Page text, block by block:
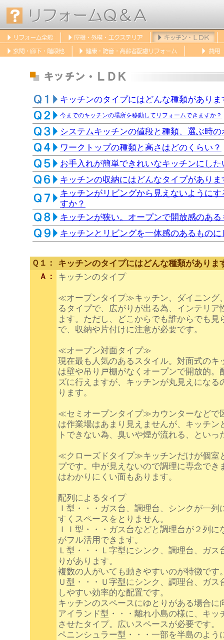
キッチンのタイプにはどんな種類がありま
今までのキッチンの場所を移動してリフォームできますか？
システムキッチンの値段と種類、選ぶ時
ワークトップの種類と高さはどのくらい？
お手入れが簡単できれいなキッチンにし
キッチンの収納にはどんなタイプがありま
キッチンがリビングから見えないように
すか？
キッチンが狭い。オープンで開放感のあ
キッチンとリビングを一体感のあるもの
Ｑ１： キッチンのタイプにはどんな種類がありま
Ａ： キッチンのタイプ
≪オープンタイプ≫キッチン、ダイニング
るタイプで、広がりが出る為、インテリア
ます。ただし、どこからでも誰からでも見
で、収納や片付けに注意が必要です。
≪オープン対面タイプ≫
現在最も人気のあるスタイル。対面式のキ
は壁や吊り戸棚がなくオープンで開放的。
ズに行えますが、キッチンが丸見えになる
ります。
≪セミオープンタイプ≫カウンターなどで
は作業場はあまり見えませんが、キッチン
トできない為、臭いや煙が流れる、といっ
≪クローズドタイプ≫キッチンだけが個室
プです。中が見えないので調理に専念でき
はわかりにくい面もあります。
配列によるタイプ
Ｉ型・・・ガス台、調理台、シンクが一
すくスペースをとりません。
ＩＩ型・・・ガス台などと調理台が２列
がフル活用できます。
Ｌ型・・・Ｌ字型にシンク、調理台、ガ
りがあります。
複数の人がいても動きやすいのが特徴です
Ｕ型・・・Ｕ字型にシンク、調理台、ガス
しやすい効率的な配置です。
キッチンのスペースにゆとりがある場合に
アイランド型・・・離れ小島の様に、キッ
させたタイプ。広いスペースが必要です。
ペニンシュラー型・・・一部を半島のよう